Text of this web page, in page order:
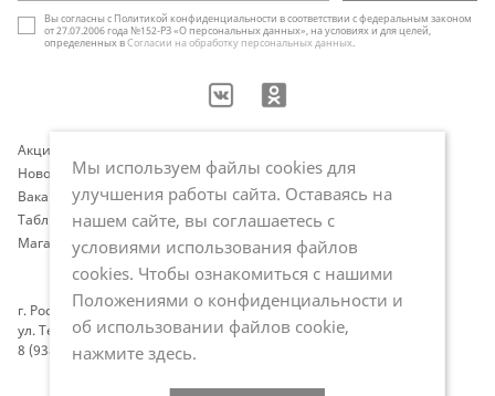
г. Ростов-на-Дону
ул. Темерницкая, 80
8 (938) 118-46-05
Акции
Новости
Вакансии
Таблица размеров
Магазины
Оплата и доставка
Программа лояльности
Публичная оферта
Политика обработки
персональных данных
Вы согласны с Политикой конфиденциальности в соответствии с федеральным законом
от 27.07.2006 года №152-РЗ «О персональных данных», на условиях и для целей,
определенных вСогласии на обработку персональных данных.
Мы используем файлы cookies для
улучшения работы сайта. Оставаясь на
нашем сайте, вы соглашаетесь с
условиями использования файлов
cookies. Чтобы ознакомиться с нашими
Положениями о конфиденциальности и
об использовании файлов cookie,
нажмите здесь.